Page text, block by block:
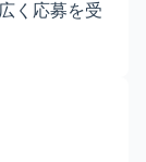
く応募を受